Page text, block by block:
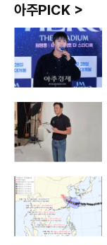
아주PICK >